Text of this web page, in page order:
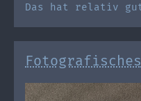
Das hat relativ
Fotografisches